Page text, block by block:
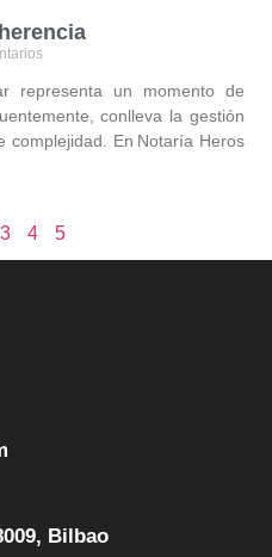
representa un momento de
conlleva la gestión
complejidad. En Notaría Heros
3 4 5
Bilbao